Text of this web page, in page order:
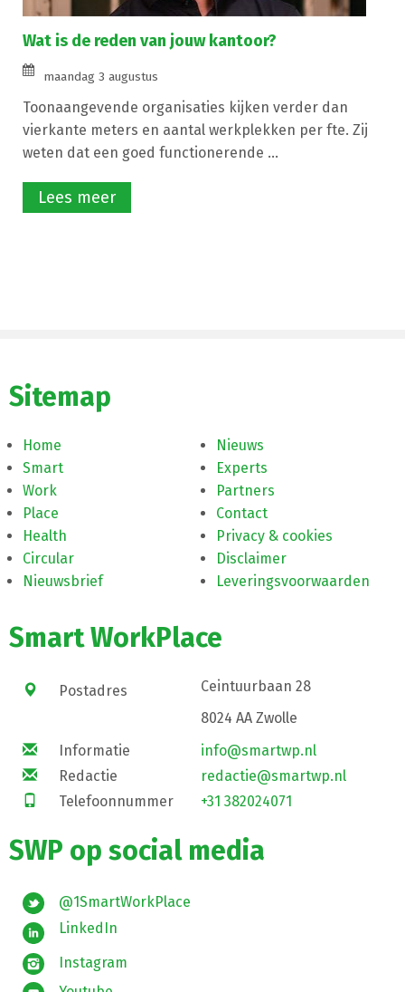
Wat is de reden van jouw kantoor?
maandag 3 augustus
Toonaangevende organisaties kijken verder dan
vierkante meters en aantal werkplekken per fte. Zij
weten dat een goed functionerende ...
Lees meer
Sitemap
Home
Smart
Work
Place
Health
Circular
Nieuwsbrief
Nieuws
Experts
Partners
Contact
Privacy & cookies
Disclaimer
Leveringsvoorwaarden
Smart WorkPlace
Postadres
Ceintuurbaan 28
8024 AA Zwolle
Informatie
info@smartwp.nl
Redactie
redactie@smartwp.nl
Telefoonnummer
+31 382024071
SWP op social media
@1SmartWorkPlace
LinkedIn
Instagram